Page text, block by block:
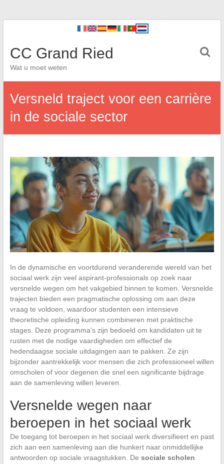
CC Grand Ried
Wat u moet weten
Versneld traject voor een carrière
in de sociale sector
In de dynamische en voortdurend veranderende wereld van het
sociaal werk zijn veel aspirant-professionals op zoek naar
versnelde wegen om het vakgebied binnen te komen. Versnelde
trajecten bieden een pragmatische oplossing om aan deze
vraag te voldoen, waardoor studenten een intensieve
theoretische opleiding kunnen combineren met praktische
stages. Deze programma’s zijn bedoeld om kandidaten uit te
rusten met de nodige vaardigheden om effectief de
hedendaagse sociale uitdagingen aan te pakken. Ze zijn
bijzonder aantrekkelijk voor mensen die zich professioneel willen
omscholen of voor degenen die snel een significante bijdrage
aan de samenleving willen leveren.
Versnelde wegen naar
beroepen in het sociaal werk
De toegang tot beroepen in het sociaal werk diversifieert en past
zich aan een samenleving aan die hunkert naar onmiddellijke
antwoorden op sociale vraagstukken. De sociale scholen